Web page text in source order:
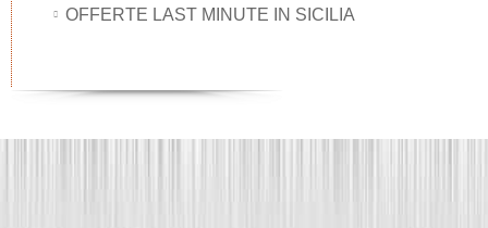
OFFERTE LAST MINUTE IN SICILIA